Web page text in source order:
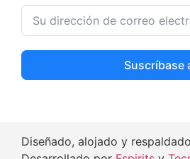
27/01/2025